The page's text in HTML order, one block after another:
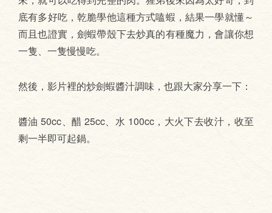
底有多好吃，乾脆學他這種方式嗑蝦，結果一學就懂～
而且也證實，劍蝦帶殼下去炒真的有種魔力，會讓你想
一隻、一隻慢慢吃。
然後，影片裡的炒劍蝦醬汁調味，也跟大家分享一下：
醬油 50cc、醋 25cc、水 100cc，大火下去收汁，收至
剩一半即可起鍋。